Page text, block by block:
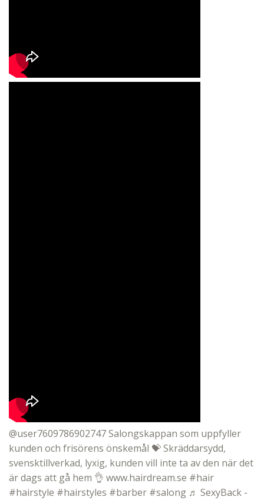
@user7609786902747Salongskappan som uppfyller
kunden och frisörens önskemål 💝 Skräddarsydd,
svensktillverkad, lyxig, kunden vill inte ta av den när det
är dags att gå hem 👌 www.hairdream.se #hair
#hairstyle #hairstyles #barber #salong ♬ SexyBack -